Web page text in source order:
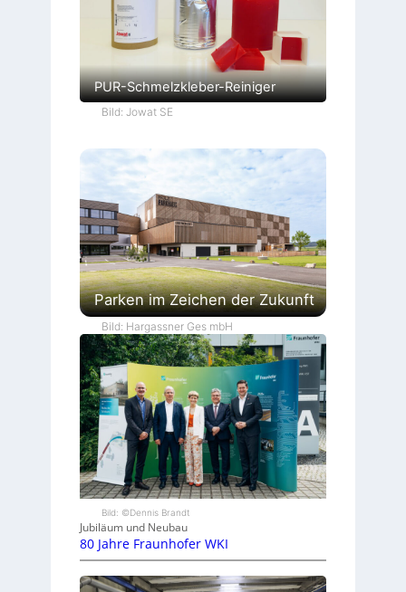
PUR-Schmelzkleber-Reiniger
Bild: Jowat SE
Parken im Zeichen der Zukunft
Bild: Hargassner Ges mbH
Bild: ©Dennis Brandt
Jubiläum und Neubau
80 Jahre Fraunhofer WKI